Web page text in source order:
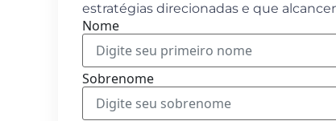
estratégias direcionadas e que
Nome
Sobrenome